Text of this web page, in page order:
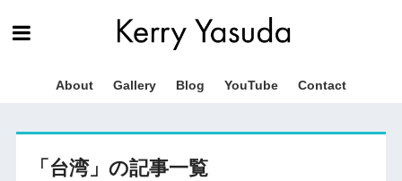
About Gallery Blog YouTube Contact
「台湾」の記事一覧